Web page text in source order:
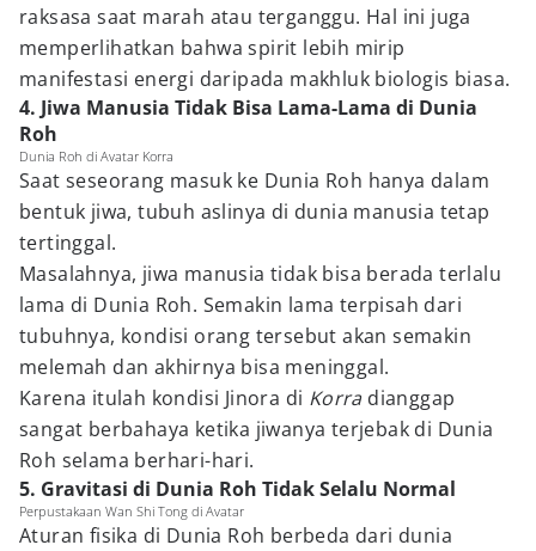
raksasa saat marah atau terganggu. Hal ini juga
memperlihatkan bahwa spirit lebih mirip
manifestasi energi daripada makhluk biologis biasa.
4. Jiwa Manusia Tidak Bisa Lama-Lama di Dunia
Roh
Dunia Roh di Avatar Korra
Saat seseorang masuk ke Dunia Roh hanya dalam
bentuk jiwa, tubuh aslinya di dunia manusia tetap
tertinggal.
Masalahnya, jiwa manusia tidak bisa berada terlalu
lama di Dunia Roh. Semakin lama terpisah dari
tubuhnya, kondisi orang tersebut akan semakin
melemah dan akhirnya bisa meninggal.
Karena itulah kondisi Jinora di Korradianggap
sangat berbahaya ketika jiwanya terjebak di Dunia
Roh selama berhari-hari.
5. Gravitasi di Dunia Roh Tidak Selalu Normal
Perpustakaan Wan Shi Tong di Avatar
Aturan fisika di Dunia Roh berbeda dari dunia